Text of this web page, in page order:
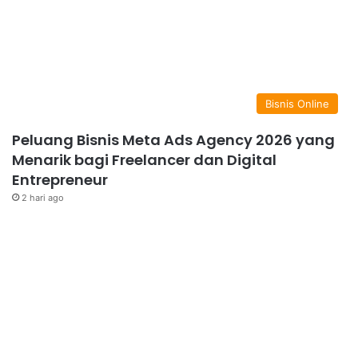
Bisnis Online
Peluang Bisnis Meta Ads Agency 2026 yang
Menarik bagi Freelancer dan Digital
Entrepreneur
2 hari ago